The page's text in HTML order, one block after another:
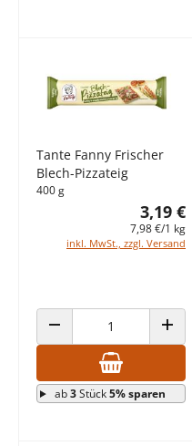
Tante Fanny Frischer
Blech-Pizzateig
400 g
3,19 €
7,98 €/1 kg
inkl. MwSt., zzgl. Versand
ANZAHL VERRINGERN
ab3Stück5% sparen